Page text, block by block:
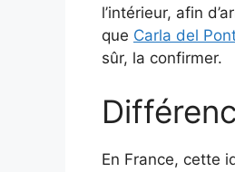
l’intérieur, afin
que Carla del
sûr, la confirmer.
En France, cette